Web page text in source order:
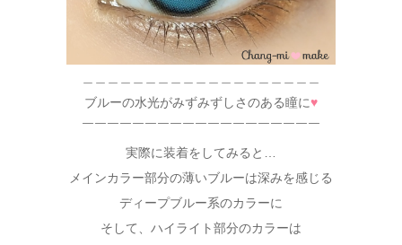
ブルーの水光がみずみずしさのある瞳に♥
￣￣￣￣￣￣￣￣￣￣￣￣￣￣￣￣￣￣￣
実際に装着をしてみると…
メインカラー部分の薄いブルーは深みを感じる
ディープブルー系のカラーに
そして、ハイライト部分のカラーは